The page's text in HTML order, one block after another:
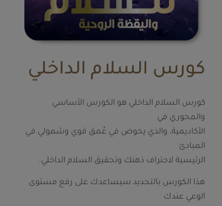
كورس السلام الداخلي
كورس السلام الداخلي هو الكورس الأساسي
والمحوري في
الأكاديمية، والذي يخوض في عُمق قوي وشمولي في
المبادئ
الرئيسية لاحتراف ذهنك وتحقيق السلام الداخلي.
هذا الكورس بالتحديد سيساعدك على رفع مستوى
الوعي عندك